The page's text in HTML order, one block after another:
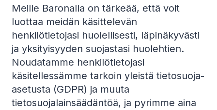
Meille Baronalla on tärkeää, että voit
luottaa meidän käsittelevän
henkilötietojasi huolellisesti, läpinäkyvästi
ja yksityisyyden suojastasi huolehtien.
Noudatamme henkilötietojasi
käsitellessämme tarkoin yleistä tietosuoja-
asetusta (GDPR) ja muuta
tietosuojalainsäädäntöä, ja pyrimme aina